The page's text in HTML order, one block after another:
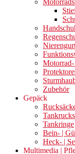
Zubehör
Gepäck
Tankringe
Bein- |
Heck- |
Multimedia |